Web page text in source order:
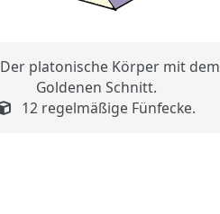
Der platonische Körper mit dem
Goldenen Schnitt.
12 regelmäßige Fünfecke.